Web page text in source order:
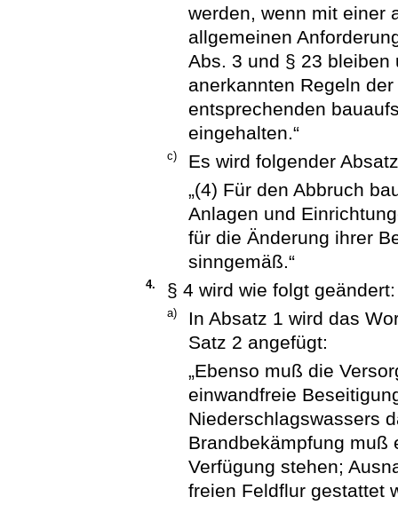
werden, wenn mit einer
allgemeinen
Abs. 3 und § 23
anerkannten Regeln
entsprechenden
eingehalten.“
c)
Es wird folgender
„(4) Für den Abbruch
Anlagen und
für die Änderung ihrer
sinngemäß.“
4. § 4 wird wie folgt geändert:
a)
In Absatz 1 wird das
Satz 2 angefügt:
„Ebenso muß die
einwandfreie
Niederschlagswassers
Brandbekämpfung muß
Verfügung stehen;
freien Feldflur gestattet